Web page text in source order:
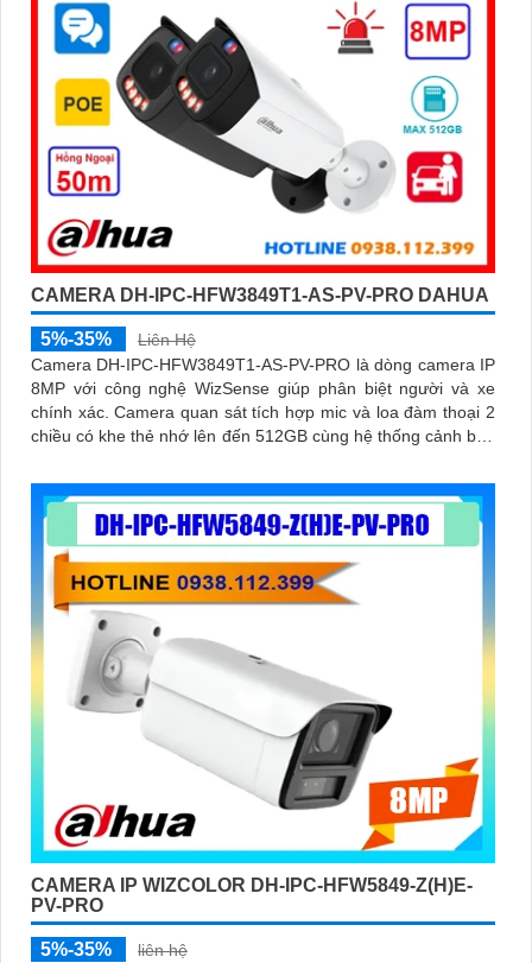
CAMERA DH-IPC-HFW3849T1-AS-PV-PRO DAHUA
5%-35%
Liên Hệ
Camera DH-IPC-HFW3849T1-AS-PV-PRO là dòng camera IP
8MP với công nghệ WizSense giúp phân biệt người và xe
chính xác. Camera quan sát tích hợp mic và loa đàm thoại 2
chiều có khe thẻ nhớ lên đến 512GB cùng hệ thống cảnh báo
CAMERA IP WIZCOLOR DH-IPC-HFW5849-Z(H)E-
PV-PRO
5%-35%
liên hệ